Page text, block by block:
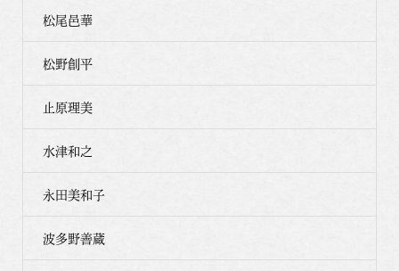
松尾邑華
松野創平
止原理美
水津和之
永田美和子
波多野善蔵